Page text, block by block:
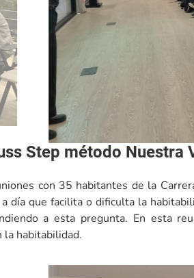
Step método Nuestra
con 35 habitantes de la
a día que facilita o dificulta la
a esta pregunta. En esta
la habitabilidad.